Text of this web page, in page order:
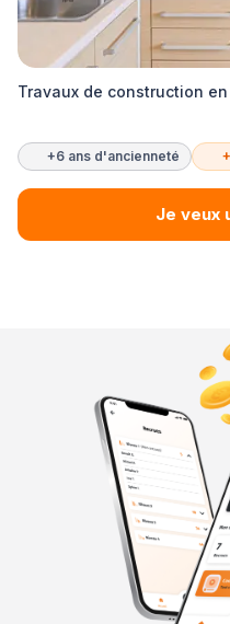
Travaux de construction
+6 ans d'ancienneté
Je veux